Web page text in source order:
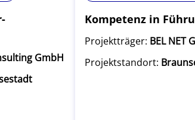
GmbH
Kompetenz in
Projektträger: BEL NET
Projektstandort: